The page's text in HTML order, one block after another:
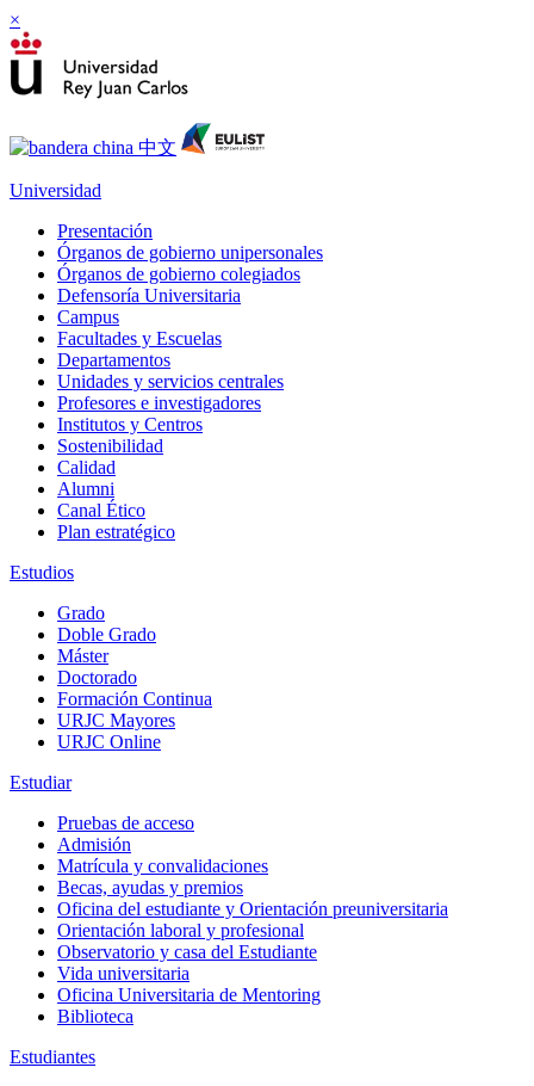
×
Universidad
Presentación
Órganos de gobierno unipersonales
Órganos de gobierno colegiados
Defensoría Universitaria
Campus
Facultades y Escuelas
Departamentos
Unidades y servicios centrales
Profesores e investigadores
Institutos y Centros
Sostenibilidad
Calidad
Alumni
Canal Ético
Plan estratégico
Estudios
Grado
Doble Grado
Máster
Doctorado
Formación Continua
URJC Mayores
URJC Online
Estudiar
Pruebas de acceso
Admisión
Matrícula y convalidaciones
Becas, ayudas y premios
Oficina del estudiante y Orientación preuniversitaria
Orientación laboral y profesional
Observatorio y casa del Estudiante
Vida universitaria
Oficina Universitaria de Mentoring
Biblioteca
Estudiantes